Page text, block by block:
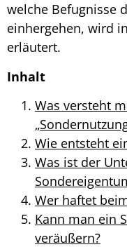
welche Befugnisse
einhergehen, wird
erläutert.
Inhalt
Was versteht
„
Wie entsteht
Was ist der
Wer haftet
Kann man ein
veräußern?